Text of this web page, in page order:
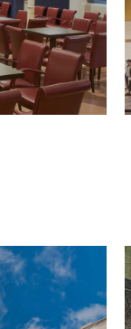
RAVENNA,
è possibile